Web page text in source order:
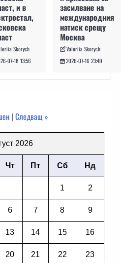
и в
Skorych
07-18 13:56
засилване на
международния
натиск срещу
Москва
Valeriia Skorych
2026-07-16 23:49
| Следващ »
2026
Чт Пт Сб Нд
1 2
6 7 8 9
13 14 15 16
20 21 22 23